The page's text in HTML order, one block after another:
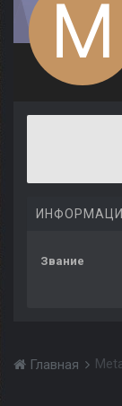
Звание
Главная